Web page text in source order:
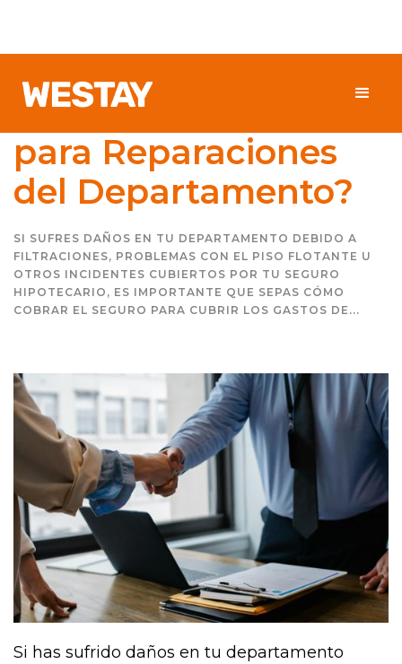
Cómo Cobrar el
Seguro Hipotecario
para Reparaciones
del Departamento?
SI SUFRES DAÑOS EN TU DEPARTAMENTO DEBIDO A
FILTRACIONES, PROBLEMAS CON EL PISO FLOTANTE U
OTROS INCIDENTES CUBIERTOS POR TU SEGURO
HIPOTECARIO, ES IMPORTANTE QUE SEPAS CÓMO
COBRAR EL SEGURO PARA CUBRIR LOS GASTOS DE...
Si has sufrido daños en tu departamento